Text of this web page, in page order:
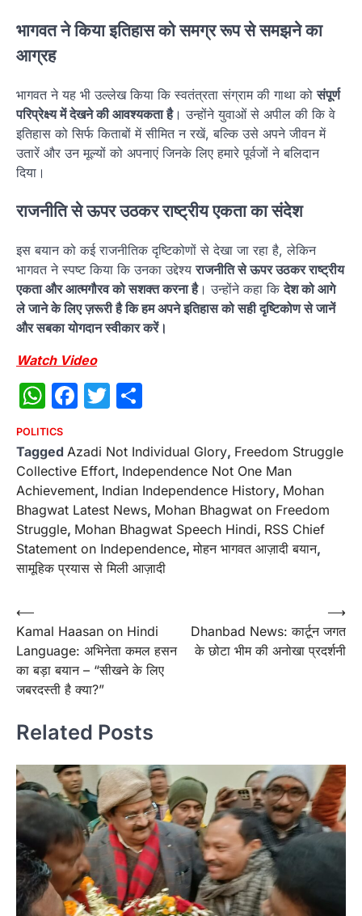
भागवत ने किया इतिहास को समग्र रूप से समझने का
आग्रह
भागवत ने यह भी उल्लेख किया कि स्वतंत्रता संग्राम की गाथा कोसंपूर्ण
परिप्रेक्ष्य में देखने की आवश्यकता है। उन्होंने युवाओं से अपील की कि वे
इतिहास को सिर्फ किताबों में सीमित न रखें, बल्कि उसे अपने जीवन में
उतारें और उन मूल्यों को अपनाएं जिनके लिए हमारे पूर्वजों ने बलिदान
दिया।
राजनीति से ऊपर उठकर राष्ट्रीय एकता का संदेश
इस बयान को कई राजनीतिक दृष्टिकोणों से देखा जा रहा है, लेकिन
भागवत ने स्पष्ट किया कि उनका उद्देश्यराजनीति से ऊपर उठकर राष्ट्रीय
एकता और आत्मगौरव को सशक्त करना है। उन्होंने कहा किदेश को आगे
ले जाने के लिए ज़रूरी है कि हम अपने इतिहास को सही दृष्टिकोण से जानें
और सबका योगदान स्वीकार करें।
Watch Video
WhatsApp
Facebook
Twitter
POLITICS
Tagged Azadi Not Individual Glory, Freedom Struggle
Collective Effort, Independence Not One Man
Achievement, Indian Independence History, Mohan
Bhagwat Latest News, Mohan Bhagwat on Freedom
Struggle, Mohan Bhagwat Speech Hindi, RSS Chief
Statement on Independence,मोहन भागवत आज़ादी बयान,
सामूहिक प्रयास से मिली आज़ादी
Post
navigation
⟵
Kamal Haasan on Hindi
Language: अभिनेता कमल हसन
का बड़ा बयान – “सीखने के लिए
जबरदस्ती है क्या?”
Dhanbad News: कार्टून जगत
के छोटा भीम की अनोखा प्रदर्शनी
⟶
Related Posts